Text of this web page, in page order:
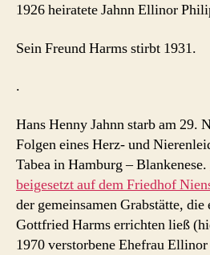
1926 heiratete Jahnn Ellinor
Sein Freund Harms stirbt 1931.
.
Hans Henny Jahnn starb am 29.
Folgen eines Herz- und
Tabea in Hamburg – Blankenese.
beigesetzt auf dem Friedhof
der gemeinsamen Grabstätte,
Gottfried Harms errichten ließ
1970 verstorbene Ehefrau